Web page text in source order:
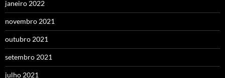
janeiro 2022
novembro 2021
outubro 2021
setembro 2021
julho 2021